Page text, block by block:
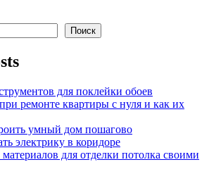
Поиск
для поклейки обоев
ремонте квартиры с нуля и как их
умный дом пошагово
электрику в коридоре
для отделки потолка своими